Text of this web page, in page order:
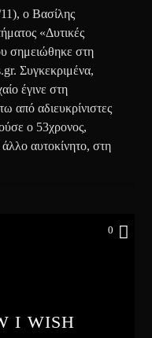
ο Βασίλης
«Δυτικές
σημειώθηκε στη
Συγκεκριμένα,
έγινε στη
από αδιευκρίνιστες
ο 53χρονος,
αυτοκίνητο, στη
0
I WISH